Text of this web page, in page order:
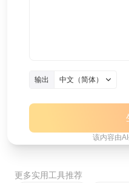
输出 中文（简体）
该内容由
更多实用工具推荐